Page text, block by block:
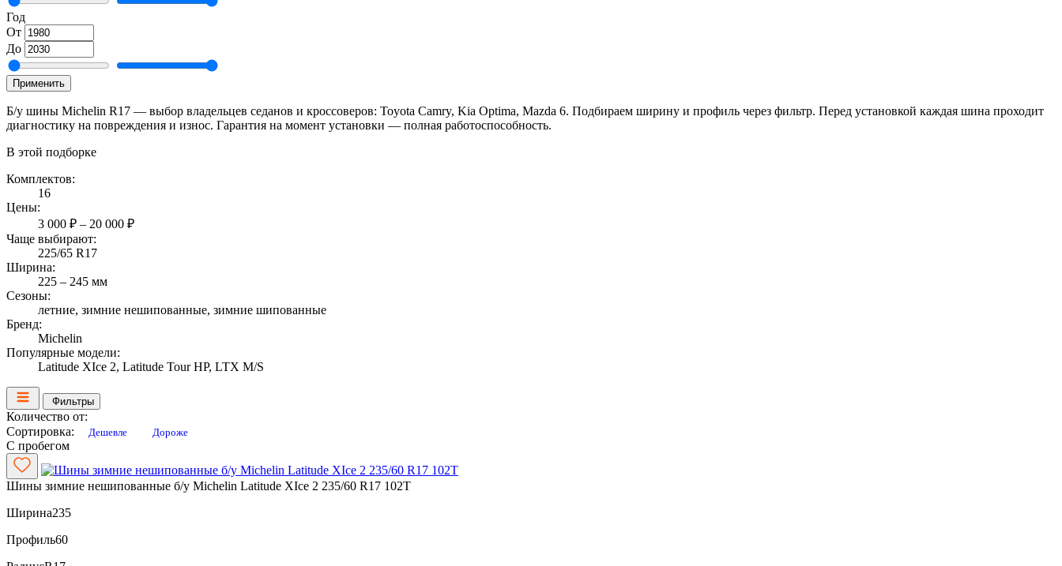
Год
От
До
Применить
Б/у шины Michelin R17 — выбор владельцев седанов и кроссоверов: Toyota Camry, Kia Optima, Mazda 6. Подбираем ширину и профиль через фильтр. Перед установкой каждая шина проходит
диагностику на повреждения и износ. Гарантия на момент установки — полная работоспособность.
В этой подборке
Комплектов:
16
Цены:
3 000 ₽ – 20 000 ₽
Чаще выбирают:
225/65 R17
Ширина:
225 – 245 мм
Сезоны:
летние, зимние нешипованные, зимние шипованные
Бренд:
Michelin
Популярные модели:
Latitude XIce 2, Latitude Tour HP, LTX M/S
Фильтры
Количество от:
Сортировка:
Дешевле Дороже
С пробегом
Шины зимние нешипованные б/у Michelin Latitude XIce 2 235/60 R17 102T
Ширина235
Профиль60